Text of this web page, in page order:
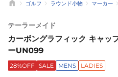
ゴルフ ラウンド小物 マーカー
テーラーメイド
カーボングラフィック キャ
ーUN099
28%OFF SALE MENS LADIES